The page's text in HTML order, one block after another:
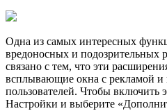
Одна из самых интересных
вредоносных и подозрительных
связано с тем, что эти
всплывающие окна с рекламой и
пользователей. Чтобы включить
Настройки и выберите